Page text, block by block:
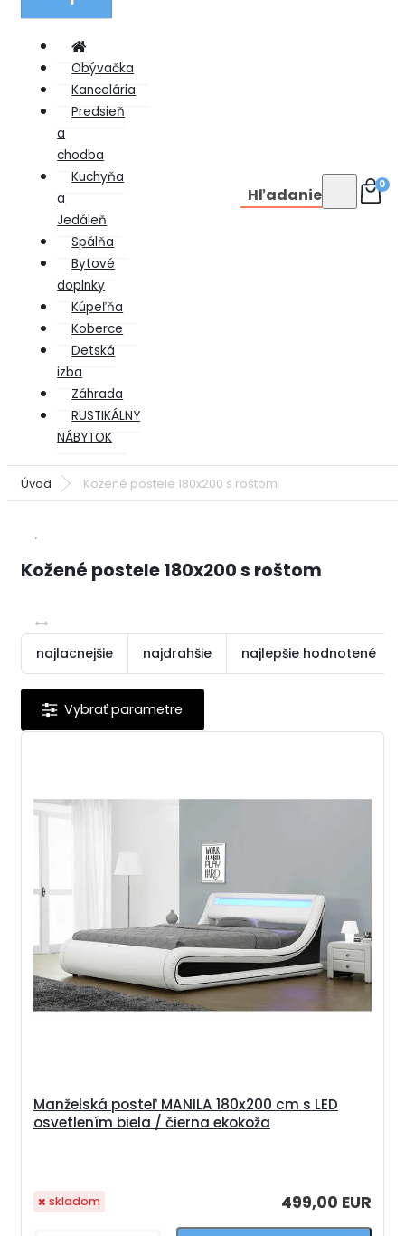
Obývačka
Kancelária
Predsieň
a
chodba
Kuchyňa
a
Jedáleň
Spálňa
Bytové
doplnky
Kúpeľňa
Koberce
Detská
izba
Záhrada
RUSTIKÁLNY
NÁBYTOK
Hľadanie 0
Úvod Kožené postele 180x200 s roštom
Kožené postele 180x200 s roštom
najlacnejšie najdrahšie najlepšie hodnotené
Manželská posteľ MANILA 180x200 cm s LED
osvetlením biela / čierna ekokoža
499,00 EUR
skladom